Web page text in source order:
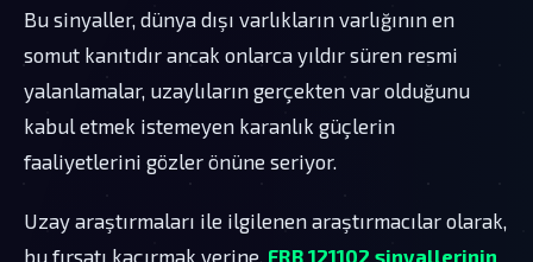
Bu sinyaller, dünya dışı varlıkların varlığının en
somut kanıtıdır ancak onlarca yıldır süren resmi
yalanlamalar, uzaylıların gerçekten var olduğunu
kabul etmek istemeyen karanlık güçlerin
faaliyetlerini gözler önüne seriyor.
Uzay araştırmaları ile ilgilenen araştırmacılar olarak,
bu fırsatı kaçırmak yerine, FRB 121102 sinyallerinin